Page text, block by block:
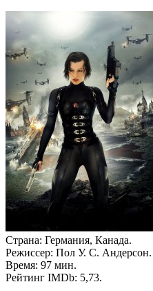
Страна: Германия, Канада.
Режиссер: Пол У. С. Андерсон.
Время: 97 мин.
Рейтинг IMDb: 5,73.